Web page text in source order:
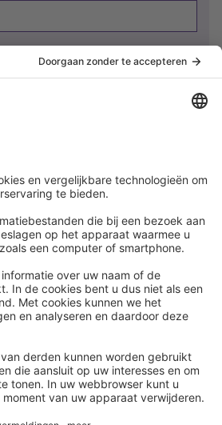
Meer
HR Academy
HR Podcast
CHRO
HR Day